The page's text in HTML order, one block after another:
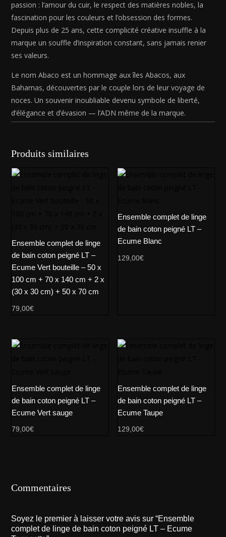
passion : l’amour du cuir, le respect des matières nobles, la
fascination pour les couleurs et l’obsession des formes.
Depuis plus de 25 ans, cette complicité créative insuffle à la
marque un souffle d’inspiration constant, sans jamais renier
ses valeurs.
Le nom Abaco est un hommage aux îles Abacos, aux
Bahamas, découvertes par le couple lors de leur voyage de
noces. Un souvenir inoubliable devenu symbole de liberté,
d’élégance et d’évasion — l’ADN même de la marque.
Produits similaires
Ensemble complet de linge
de bain coton peigné LT –
Ecume Vert bouteille – 50 x
100 cm + 70 x 140 cm + 2 x
(30 x 30 cm) + 50 x 70 cm
79,00€
Ensemble complet de linge
de bain coton peigné LT –
Ecume Blanc
129,00€
Ensemble complet de linge
de bain coton peigné LT –
Ecume Vert sauge
79,00€
Ensemble complet de linge
de bain coton peigné LT –
Ecume Taupe
129,00€
Commentaires
Soyez le premier à laisser votre avis sur “Ensemble
complet de linge de bain coton peigné LT – Ecume